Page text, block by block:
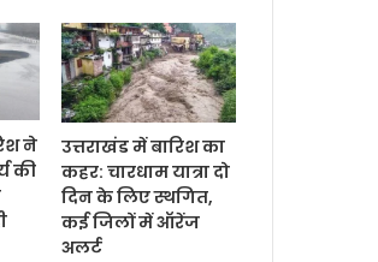
ने
की
उत्तराखंड में बारिश का
कहर: चारधाम यात्रा दो
दिन के लिए स्थगित,
कई जिलों में ऑरेंज
अलर्ट